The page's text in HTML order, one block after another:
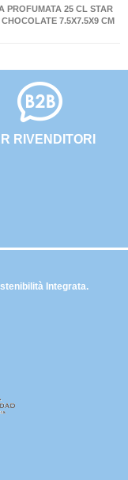
PROFUMATA 25 CL STAR
7.5X7.5X9 CM
RIVENDITORI
Integrata.